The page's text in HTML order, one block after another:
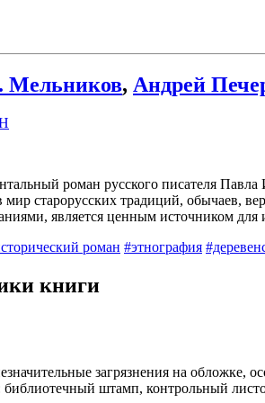
, Андрей
роман русского писателя
мир старорусских традиций, обычаев,
является ценным источником
роман #этнография
книги
загрязнения на обложке,
библиотечный штамп, контрольный